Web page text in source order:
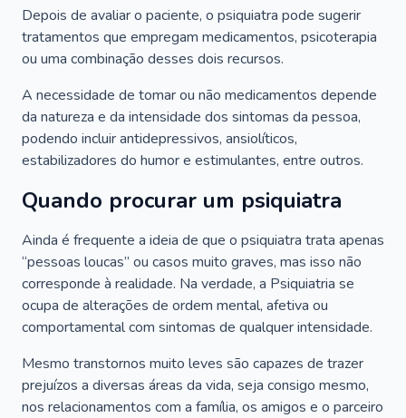
Depois de avaliar o paciente, o psiquiatra pode sugerir
tratamentos que empregam medicamentos, psicoterapia
ou uma combinação desses dois recursos.
A necessidade de tomar ou não medicamentos depende
da natureza e da intensidade dos sintomas da pessoa,
podendo incluir antidepressivos, ansiolíticos,
estabilizadores do humor e estimulantes, entre outros.
Quando procurar um psiquiatra
Ainda é frequente a ideia de que o psiquiatra trata apenas
“pessoas loucas” ou casos muito graves, mas isso não
corresponde à realidade. Na verdade, a Psiquiatria se
ocupa de alterações de ordem mental, afetiva ou
comportamental com sintomas de qualquer intensidade.
Mesmo transtornos muito leves são capazes de trazer
prejuízos a diversas áreas da vida, seja consigo mesmo,
nos relacionamentos com a família, os amigos e o parceiro